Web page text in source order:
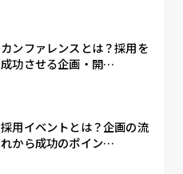
カンファレンスとは？採用を
成功させる企画・開…
採用イベントとは？企画の流
れから成功のポイン…